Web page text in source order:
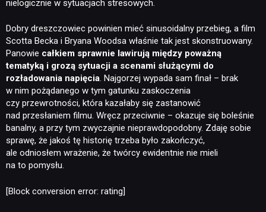
nielogicznie w sytuacjach stresowych.
Dobry dreszczowiec powinien mieć sinusoidalny przebieg, a film
Scotta Becka i Bryana Woodsa właśnie tak jest skonstruowany.
Panowie całkiem sprawnie lawirują między poważną
tematyką i grozą sytuacji a scenami służącymi do
rozładowania napięcia. Najgorzej wypada sam finał – brak
w nim pożądanego w tym gatunku zaskoczenia
czy przewrotności, która kazałaby się zastanowić
nad przesłaniem filmu. Wręcz przeciwnie – okazuje się boleśnie
banalny, a przy tym zwyczajnie nieprawdopodobny. Zdaję sobie
sprawę, że jakoś tę historię trzeba było zakończyć,
ale odniosłem wrażenie, że twórcy ewidentnie nie mieli
na to pomysłu.
[Block conversion error: rating]